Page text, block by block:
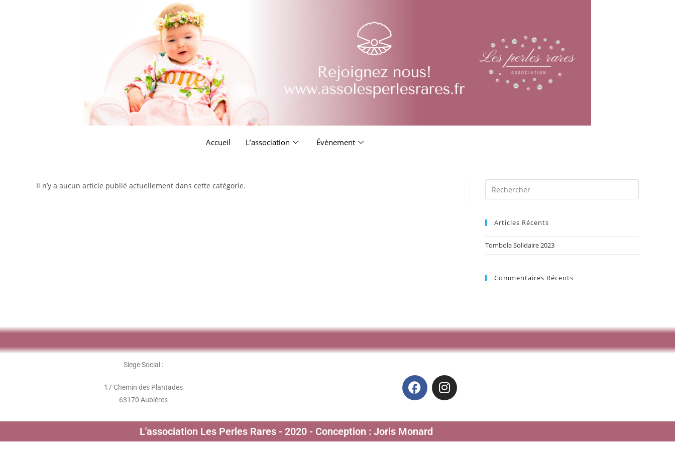
Accueil L’association Évènement
Il n’y a aucun article publié actuellement dans cette catégorie.
Articles Récents
Tombola Solidaire 2023
Commentaires Récents
Siege Social :
17 Chemin des Plantades
63170 Aubières
L'association Les Perles Rares - 2020 - Conception : Joris Monard